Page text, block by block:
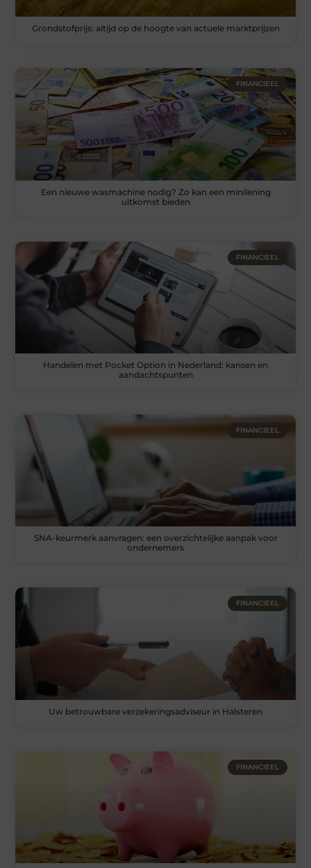
Grondstofprijs: altijd op de hoogte van actuele marktprijzen
FINANCIEEL
Een nieuwe wasmachine nodig? Zo kan een minilening
uitkomst bieden
FINANCIEEL
Handelen met Pocket Option in Nederland: kansen en
aandachtspunten
FINANCIEEL
SNA-keurmerk aanvragen: een overzichtelijke aanpak voor
ondernemers
FINANCIEEL
Uw betrouwbare verzekeringsadviseur in Halsteren
FINANCIEEL